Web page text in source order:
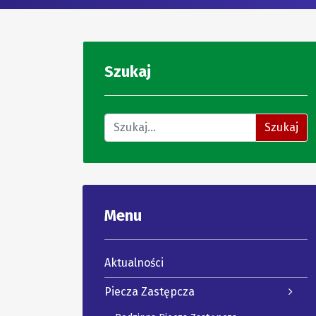
Szukaj
Znajdź na stronie Szukaj
Menu
Aktualności
Piecza Zastępcza